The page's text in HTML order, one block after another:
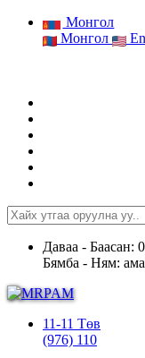
Монгол
Монгол
Даваа - Баасан:
Бямба - Ням:
11-11 Төв
(976) 110